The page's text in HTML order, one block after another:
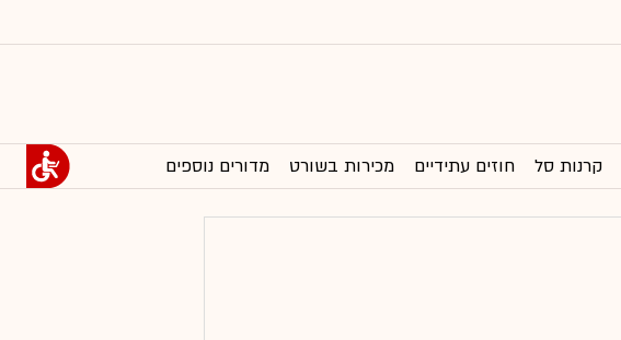
קרנות סל חוזים עתידיים מכירות בשורט מדורים נוספים